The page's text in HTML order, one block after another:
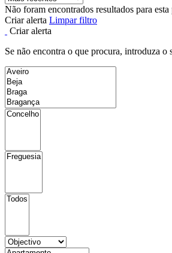
Não foram encontrados resultados para esta
Criar alerta Limpar filtro
Criar alerta
Se não encontra o que procura, introduza o